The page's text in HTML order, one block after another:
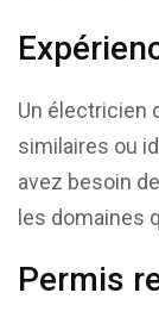
Un électricien
similaires ou
avez besoin
les domaines
Permis